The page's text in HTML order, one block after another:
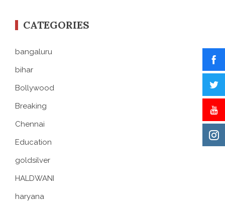
CATEGORIES
bangaluru
bihar
Bollywood
Breaking
Chennai
Education
goldsilver
HALDWANI
haryana